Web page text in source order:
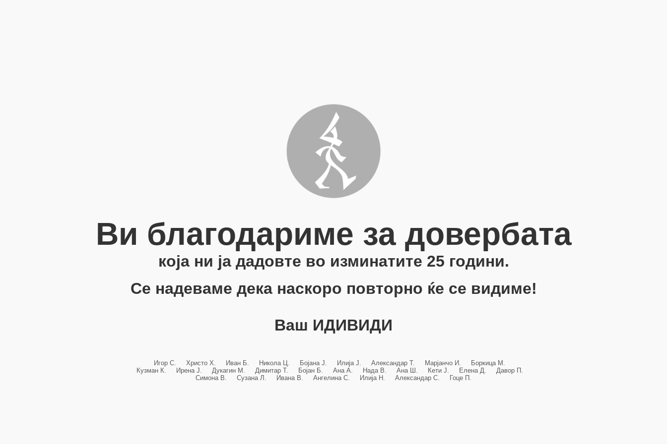
Ви благодариме за довербата
која ни ја дадовте во изминатите 25 години.
Се надеваме дека наскоро повторно ќе се видиме!
Ваш ИДИВИДИ
Игор С. Христо Х. Иван Б. Никола Ц. Бојана Ј. Илија Ј. Александар Т. Марјанчо И. Боркица М.
Кузман К. Ирена Ј. Дукагин М. Димитар Т. Бојан Б. Ана А. Нада В. Ана Ш. Кети Ј. Елена Д. Давор П.
Симона В. Сузана Л. Ивана В. Ангелина С. Илија Н. Александар С. Гоце П.